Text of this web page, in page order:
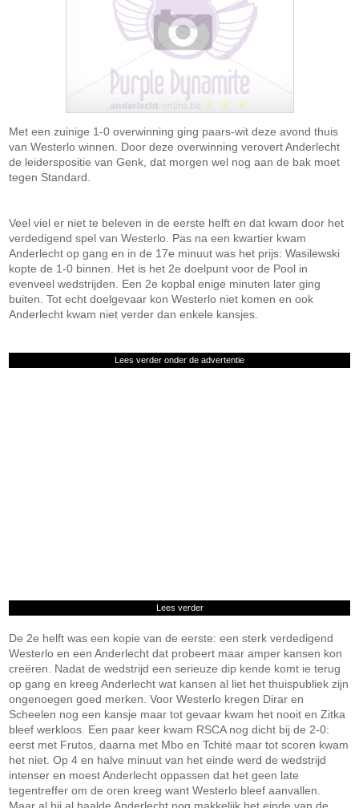
Met een zuinige 1-0 overwinning ging paars-wit deze avond thuis
van Westerlo winnen. Door deze overwinning verovert Anderlecht
de leiderspositie van Genk, dat morgen wel nog aan de bak moet
tegen Standard.
Veel viel er niet te beleven in de eerste helft en dat kwam door het
verdedigend spel van Westerlo. Pas na een kwartier kwam
Anderlecht op gang en in de 17e minuut was het prijs: Wasilewski
kopte de 1-0 binnen. Het is het 2e doelpunt voor de Pool in
evenveel wedstrijden. Een 2e kopbal enige minuten later ging
buiten. Tot echt doelgevaar kon Westerlo niet komen en ook
Anderlecht kwam niet verder dan enkele kansjes.
Lees verder onder de advertentie
Lees verder
De 2e helft was een kopie van de eerste: een sterk verdedigend
Westerlo en een Anderlecht dat probeert maar amper kansen kon
creëren. Nadat de wedstrijd een serieuze dip kende komt ie terug
op gang en kreeg Anderlecht wat kansen al liet het thuispubliek zijn
ongenoegen goed merken. Voor Westerlo kregen Dirar en
Scheelen nog een kansje maar tot gevaar kwam het nooit en Zitka
bleef werkloos. Een paar keer kwam RSCA nog dicht bij de 2-0:
eerst met Frutos, daarna met Mbo en Tchité maar tot scoren kwam
het niet. Op 4 en halve minuut van het einde werd de wedstrijd
intenser en moest Anderlecht oppassen dat het geen late
tegentreffer om de oren kreeg want Westerlo bleef aanvallen.